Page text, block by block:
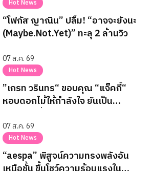
Hot News
“โฟกัส ญาณิน” ปลื้ม! “อาจจะยังนะ
(Maybe.Not.Yet)” ทะลุ 2 ล้านวิว
07 ส.ค. 69
Hot News
”เกรท วรินทร“ ขอบคุณ “แจ็คกี้“
หอบดอกไม้ให้กำลังใจ ยันเป็น
07 ส.ค. 69
Hot News
“aespa” พิสูจน์ความทรงพลังอัน